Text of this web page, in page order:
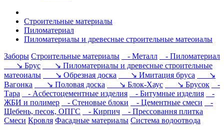
Строительные материалы
Пиломатериал
Пиломатериалы и древесные строительные матеоиалы
Заборы Строительные материалы - Металл
- Пиломатериал
↘ Брус
↘ Пиломатериалы и древесные строительные
матеоиалы
↘ Обрезная доска ↘ Имитация бруса
↘
Вагонка
↘ Половая доска ↘ Блок-Хаус ↘ Брусок
-
Тара
- Асбестоцементные изделия - Битумные изделия
-
ЖБИ и полимер
- Стеновые блоки - Цементные смеси
-
Щебень, песок, ОПГС
- Кирпич
- Прессовання плитка
Смеси Кровля Фасадные материалы Система водоотвода